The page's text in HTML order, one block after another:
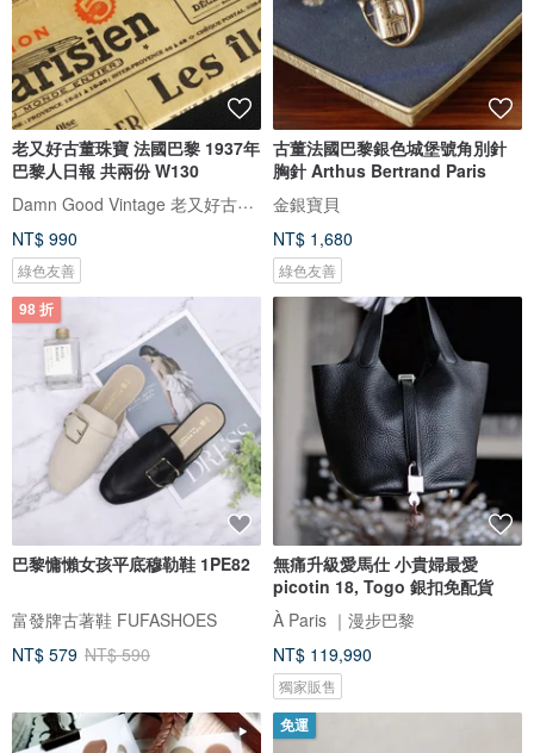
老又好古董珠寶 法國巴黎 1937年
巴黎人日報 共兩份 W130
Damn Good Vintage 老又好古董珠寶
NT$ 990
綠色友善
古董法國巴黎銀色城堡號角別針
胸針 Arthus Bertrand Paris
金銀寶貝
NT$ 1,680
綠色友善
98 折
巴黎慵懶女孩平底穆勒鞋 1PE82
富發牌古著鞋 FUFASHOES
NT$ 579 NT$ 590
無痛升級愛馬仕 小貴婦最愛
picotin 18, Togo 銀扣免配貨
À Paris ｜漫步巴黎
NT$ 119,990
獨家販售
免運